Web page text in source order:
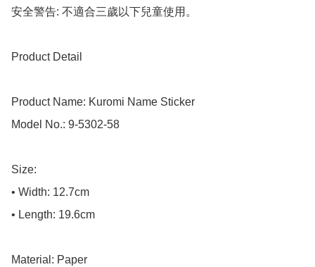
安全警告: 不適合三歲以下兒童使用。
Product Detail
Product Name: Kuromi Name Sticker
Model No.: 9-5302-58
Size:
• Width: 12.7cm
• Length: 19.6cm
Material: Paper